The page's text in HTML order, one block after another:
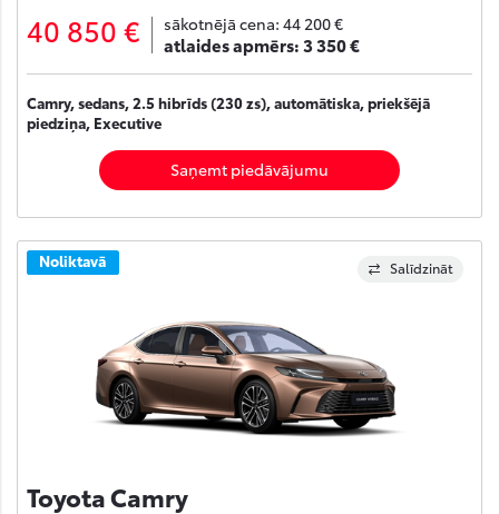
40 850 € sākotnējā cena: 44 200 €
atlaides apmērs:3 350 €
Camry, sedans, 2.5 hibrīds (230 zs), automātiska, priekšējā
piedziņa, Executive
Saņemt piedāvājumu
Salīdzināt
Noliktavā
Toyota Camry